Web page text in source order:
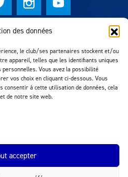
des données
le club/ses partenaires stockent et/ou
appareil, telles que les identifiants uniques
Vous avez la possibilité
vos choix en cliquant ci-dessous. Vous
consentir à cette utilisation de données, cela
de notre site web.
accepter
Football Club 2026
MTM Agency